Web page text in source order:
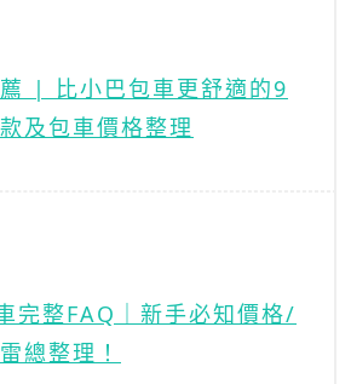
| 比小巴包車更舒適的9
及包車價格整理
完整FAQ｜新手必知價格/
總整理！